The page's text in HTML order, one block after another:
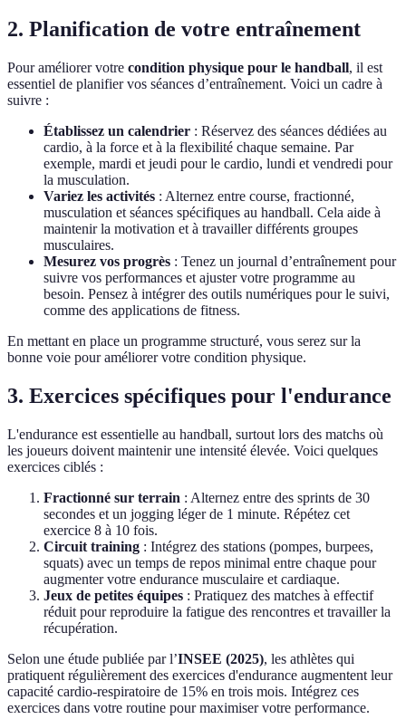
2. Planification de votre entraînement
Pour améliorer votre condition physique pour le handball, il est
essentiel de planifier vos séances d’entraînement. Voici un cadre à
suivre :
Établissez un calendrier : Réservez des séances dédiées au
cardio, à la force et à la flexibilité chaque semaine. Par
exemple, mardi et jeudi pour le cardio, lundi et vendredi pour
la musculation.
Variez les activités : Alternez entre course, fractionné,
musculation et séances spécifiques au handball. Cela aide à
maintenir la motivation et à travailler différents groupes
musculaires.
Mesurez vos progrès : Tenez un journal d’entraînement pour
suivre vos performances et ajuster votre programme au
besoin. Pensez à intégrer des outils numériques pour le suivi,
comme des applications de fitness.
En mettant en place un programme structuré, vous serez sur la
bonne voie pour améliorer votre condition physique.
3. Exercices spécifiques pour l'endurance
L'endurance est essentielle au handball, surtout lors des matchs où
les joueurs doivent maintenir une intensité élevée. Voici quelques
exercices ciblés :
Fractionné sur terrain : Alternez entre des sprints de 30
secondes et un jogging léger de 1 minute. Répétez cet
exercice 8 à 10 fois.
Circuit training : Intégrez des stations (pompes, burpees,
squats) avec un temps de repos minimal entre chaque pour
augmenter votre endurance musculaire et cardiaque.
Jeux de petites équipes : Pratiquez des matches à effectif
réduit pour reproduire la fatigue des rencontres et travailler la
récupération.
Selon une étude publiée par l’INSEE (2025), les athlètes qui
pratiquent régulièrement des exercices d'endurance augmentent leur
capacité cardio-respiratoire de 15% en trois mois. Intégrez ces
exercices dans votre routine pour maximiser votre performance.